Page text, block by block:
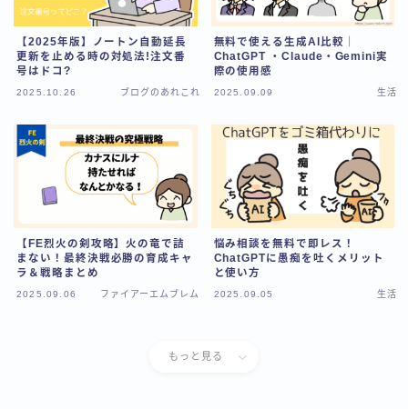
【2025年版】ノートン自動延長
更新を止める時の対処法!注文番
号はドコ?
2025.10.26 ブログのあれこれ
無料で使える生成AI比較｜
ChatGPT ・Claude・Gemini実
際の使用感
2025.09.09 生活
【FE烈火の剣攻略】火の竜で詰
まない！最終決戦必勝の育成キャ
ラ＆戦略まとめ
2025.09.06 ファイアーエムブレム
悩み相談を無料で即レス！
ChatGPTに愚痴を吐くメリット
と使い方
2025.09.05 生活
もっと見る